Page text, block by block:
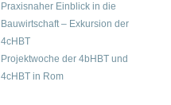
Praxisnaher Einblick in die
Bauwirtschaft – Exkursion der
4cHBT
Projektwoche der 4bHBT und
4cHBT in Rom